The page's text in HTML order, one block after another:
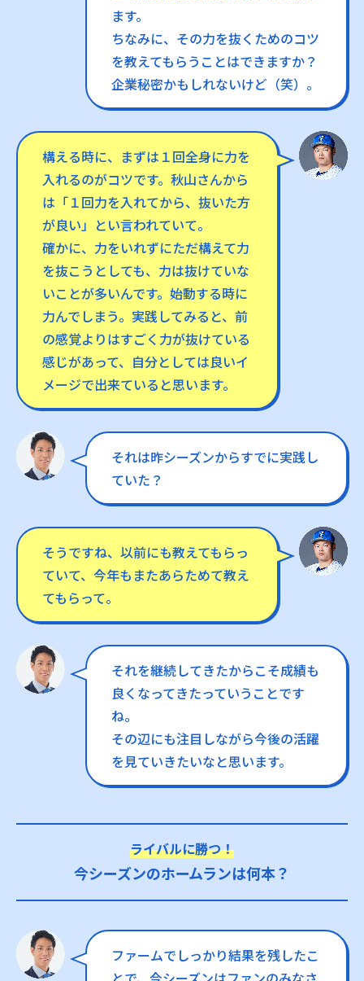
ます。
ちなみに、その力を抜くためのコツ
を教えてもらうことはできますか？
企業秘密かもしれないけど（笑）。
構える時に、まずは１回全身に力を
入れるのがコツです。秋山さんから
は「１回力を入れてから、抜いた方
が良い」とい言われていて。
確かに、力をいれずにただ構えて力
を抜こうとしても、力は抜けていな
いことが多いんです。始動する時に
力んでしまう。実践してみると、前
の感覚よりはすごく力が抜けている
感じがあって、自分としては良いイ
メージで出来ていると思います。
それは昨シーズンからすでに実践し
ていた？
そうですね、以前にも教えてもらっ
ていて、今年もまたあらためて教え
てもらって。
それを継続してきたからこそ成績も
良くなってきたっていうことです
ね。
その辺にも注目しながら今後の活躍
を見ていきたいなと思います。
ライバルに勝つ！
今シーズンのホームランは何本？
ファームでしっかり結果を残したこ